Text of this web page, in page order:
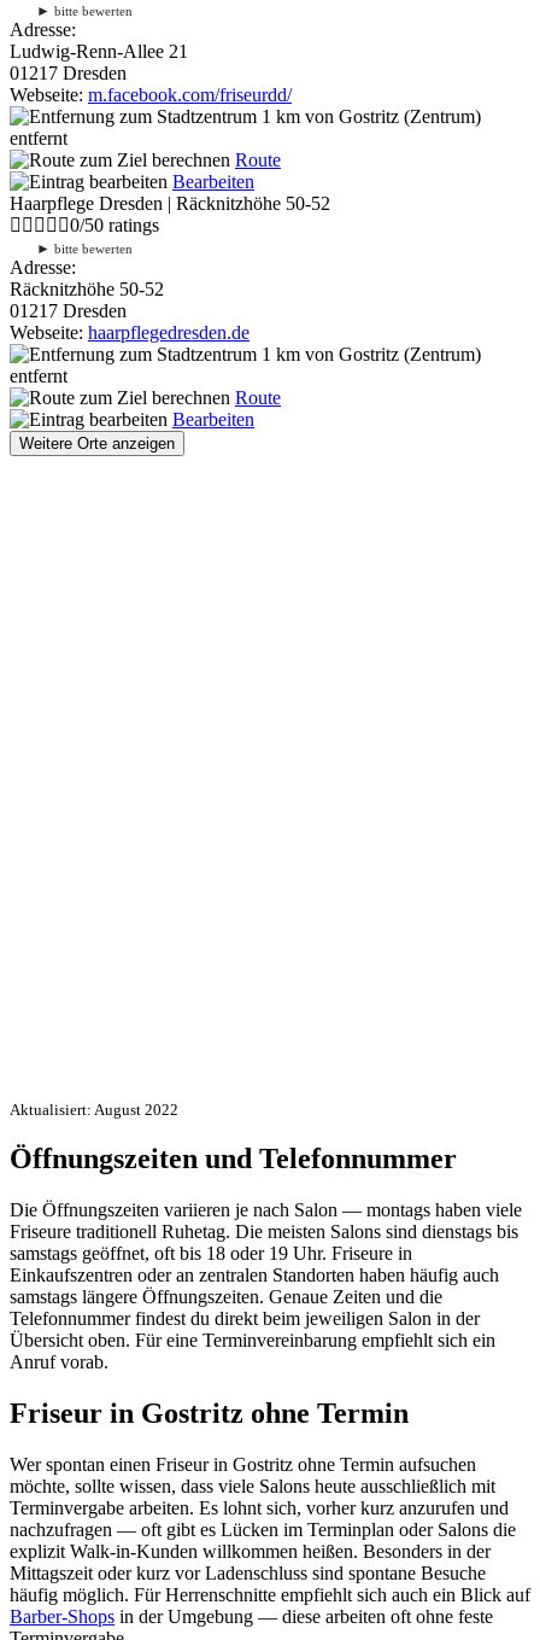
► bitte bewerten
Adresse:
Ludwig-Renn-Allee 21
01217 Dresden
Webseite: m.facebook.com/friseurdd/
1 km von Gostritz (Zentrum)
entfernt
Route
Bearbeiten
Haarpflege Dresden | Räcknitzhöhe 50-52
0/50 ratings
► bitte bewerten
Adresse:
Räcknitzhöhe 50-52
01217 Dresden
Webseite: haarpflegedresden.de
1 km von Gostritz (Zentrum)
entfernt
Route
Bearbeiten
Weitere Orte anzeigen
Aktualisiert: August 2022
Öffnungszeiten und Telefonnummer
Die Öffnungszeiten variieren je nach Salon — montags haben viele
Friseure traditionell Ruhetag. Die meisten Salons sind dienstags bis
samstags geöffnet, oft bis 18 oder 19 Uhr. Friseure in
Einkaufszentren oder an zentralen Standorten haben häufig auch
samstags längere Öffnungszeiten. Genaue Zeiten und die
Telefonnummer findest du direkt beim jeweiligen Salon in der
Übersicht oben. Für eine Terminvereinbarung empfiehlt sich ein
Anruf vorab.
Friseur in Gostritz ohne Termin
Wer spontan einen Friseur in Gostritz ohne Termin aufsuchen
möchte, sollte wissen, dass viele Salons heute ausschließlich mit
Terminvergabe arbeiten. Es lohnt sich, vorher kurz anzurufen und
nachzufragen — oft gibt es Lücken im Terminplan oder Salons die
explizit Walk-in-Kunden willkommen heißen. Besonders in der
Mittagszeit oder kurz vor Ladenschluss sind spontane Besuche
häufig möglich. Für Herrenschnitte empfiehlt sich auch ein Blick auf
Barber-Shops in der Umgebung — diese arbeiten oft ohne feste